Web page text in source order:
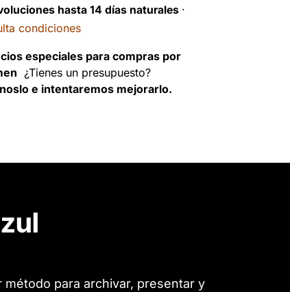
hasta 14 días naturales ·
condiciones
especiales para compras por
¿Tienes un presupuesto?
e intentaremos mejorarlo.
para archivar, presentar y